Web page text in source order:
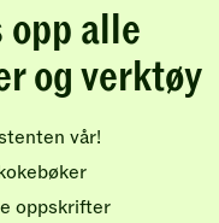
opp alle
og verktøy
vår!
oppskrifter